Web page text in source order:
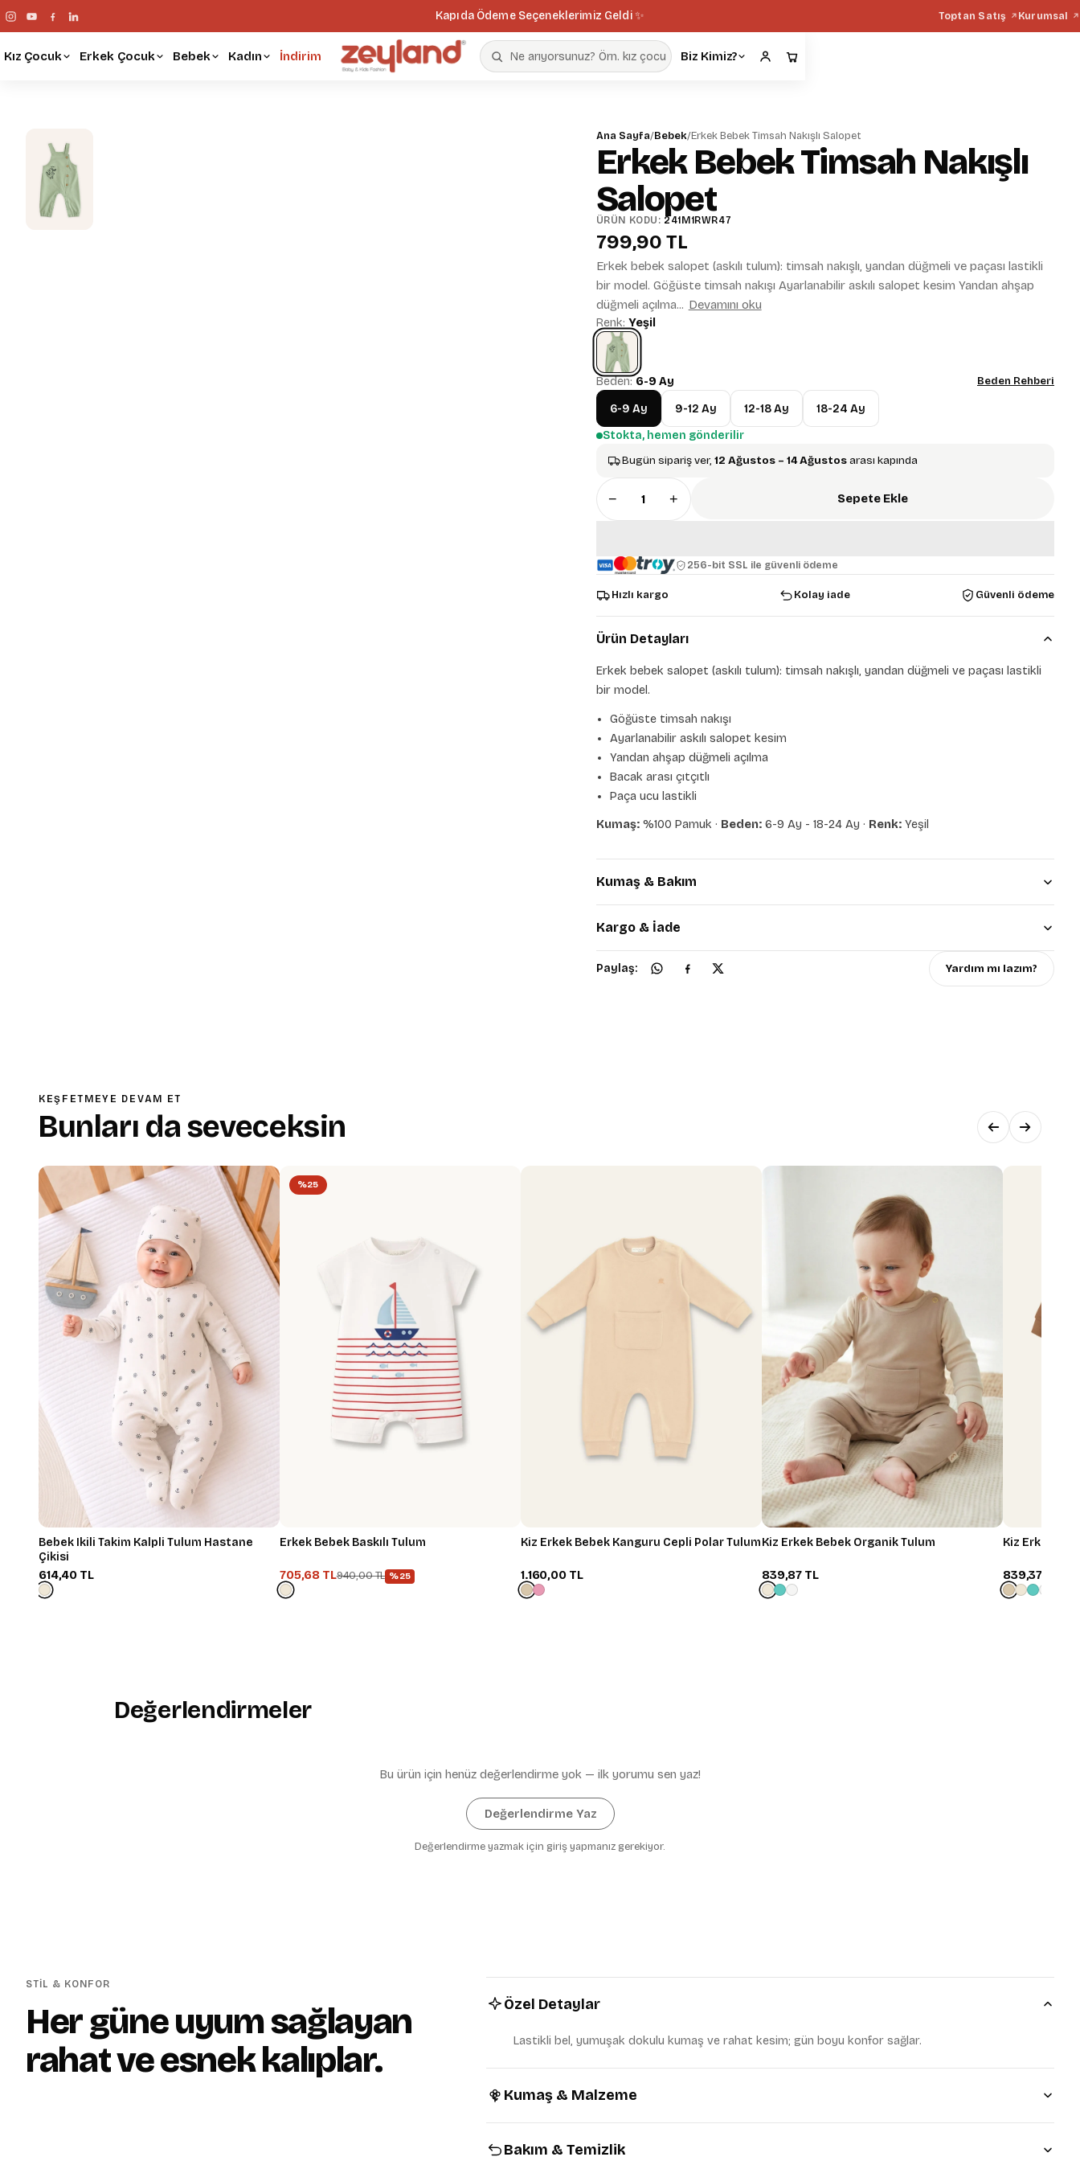
Kapıda Ödeme Seçeneklerimiz Geldi ✨ Toptan Satış Kurumsal
Kız Çocuk Erkek Çocuk Bebek Kadın İndirim Biz Kimiz?
Ana Sayfa/Bebek/Erkek Bebek Timsah Nakışlı Salopet
Erkek Bebek Timsah Nakışlı
Salopet
ÜRÜN KODU: 241M1RWR47
799,90 TL
Erkek bebek salopet (askılı tulum): timsah nakışlı, yandan düğmeli ve paçası lastikli
bir model. Göğüste timsah nakışı Ayarlanabilir askılı salopet kesim Yandan ahşap
düğmeli açılma... Devamını oku
Renk: Yeşil
Beden: 6-9 Ay Beden Rehberi
6-9 Ay 9-12 Ay 12-18 Ay
18-24 Ay
Stokta, hemen gönderilir
Bugün sipariş ver, 12 Ağustos – 14 Ağustosarası kapında
− + Sepete Ekle
256-bit SSL ile güvenli ödeme
Hızlı kargo Kolay iade Güvenli ödeme
Ürün Detayları
Erkek bebek salopet (askılı tulum): timsah nakışlı, yandan düğmeli ve paçası lastikli
bir model.
Göğüste timsah nakışı
Ayarlanabilir askılı salopet kesim
Yandan ahşap düğmeli açılma
Bacak arası çıtçıtlı
Paça ucu lastikli
Kumaş:%100 Pamuk · Beden:6-9 Ay - 18-24 Ay · Renk:Yeşil
Kumaş & Bakım
Kargo & İade
Paylaş: Yardım mı lazım?
KEŞFETMEYE DEVAM ET
Bunları da seveceksin
Bebek Ikili Takim Kalpli Tulum Hastane
Çikisi
614,40 TL
%25
Erkek Bebek Baskılı Tulum
705,68 TL940,00 TL %25
Kiz Erkek Bebek Kanguru Cepli Polar Tulum
1.160,00 TL
Kiz Erkek Bebek Organik Tulum
839,87 TL
Kiz Erkek
839,37 TL
Değerlendirmeler
Bu ürün için henüz değerlendirme yok — ilk yorumu sen yaz!
Değerlendirme Yaz
Değerlendirme yazmak için giriş yapmanız gerekiyor.
STİL & KONFOR
Her güne uyum sağlayan
rahat ve esnek kalıplar.
Özel Detaylar
Lastikli bel, yumuşak dokulu kumaş ve rahat kesim; gün boyu konfor sağlar.
Kumaş & Malzeme
Bakım & Temizlik
alışverişe başlayın.
KVKK Aydınlatma Metni